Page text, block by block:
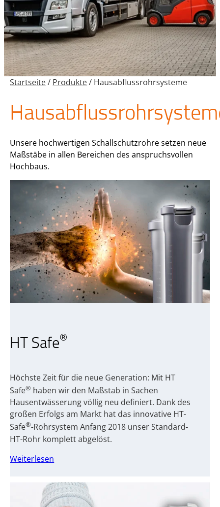
Startseite/ Produkte/ Hausabflussrohrsysteme
Unsere hochwertigen Schallschutzrohre setzen neue
Maßstäbe in allen Bereichen des anspruchsvollen
Hochbaus.
HT Safe®
Höchste Zeit für die neue Generation: Mit HT
Safe® haben wir den Maßstab in Sachen
Hausentwässerung völlig neu definiert. Dank des
großen Erfolgs am Markt hat das innovative HT-
Safe®-Rohrsystem Anfang 2018 unser Standard-
HT-Rohr komplett abgelöst.
Weiterlesen